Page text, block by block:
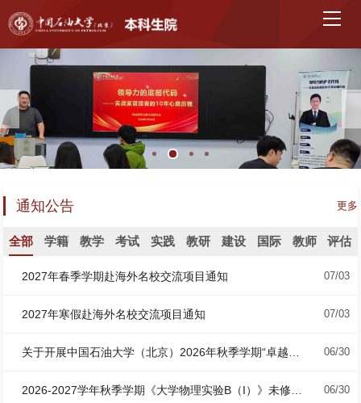
更多
通知公告
全部 学籍 教学 考试 实践 教研 建设 国际 教师 评估
07/03
2027年春季学期赴海外名校交流项目通知
07/03
2027年寒假赴海外名校交流项目通知
06/30
关于开展中国石油大学（北京）2026年秋季学期“卓越计划”本科出国留学项目人员申报的通知
06/30
2026-2027学年秋季学期《大学物理实验B（I）》未修及重修选课通知